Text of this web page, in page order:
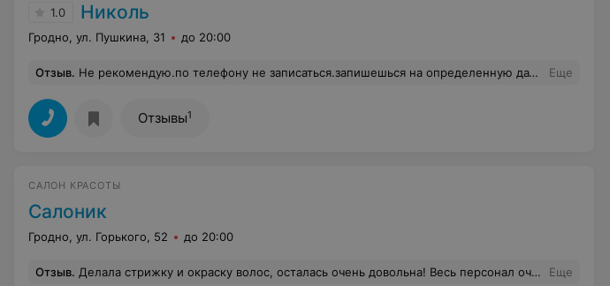
1.0 Николь
Гродно, ул. Пушкина, 31 до 20:00
Отзыв. Не рекомендую.по телефону не записаться.запишешься на определенную дату,так ещё и не обслужат. Еще
Отзывы1
САЛОН КРАСОТЫ
Салоник
Гродно, ул. Горького, 52 до 20:00
Отзыв. Делала стрижку и окраску волос, осталась очень довольна! Весь персонал очень приветливый! Цены стандартные. Так что при выборе парикмахерской в следующий раз,сомнений не будет! Советую!Мастера своего дела! Особенно хочется отметить Раису ,хозяйку- знает свое дело!)) Еще